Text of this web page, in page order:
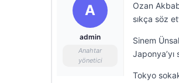
A
admin
Anahtar
yönetici
Ozan
sıkça söz
Sinem
Tokyo